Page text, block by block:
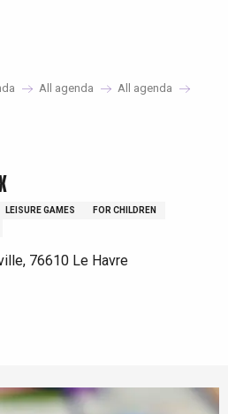
All agenda
All agenda
LEISURE GAMES
FOR CHILDREN
76610 Le Havre